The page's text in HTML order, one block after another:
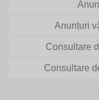
Anunțuri
Consultare
Consultare